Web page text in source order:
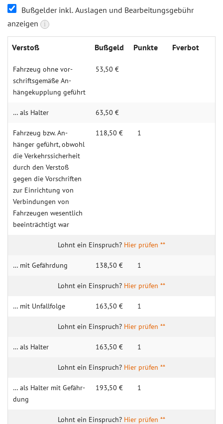
Bußgelder inkl. Auslagen und Bearbeitungsgebühr
anzeigen
i
Verstoß Bußgeld Punkte Fverbot
Fahr­zeug ohne vor­
schrifts­ge­mäße An­
hänge­kupplung gef­ührt
53,50 €
… als Hal­ter 63,50 €
Fahr­zeug bzw. An­
hänger ge­führt, ob­wohl
die Verkehrs­sicher­heit
durch den Ver­stoß
gegen die Vor­schrif­ten
zur Ein­rich­tung von
Ver­bin­dungen von
Fahr­zeugen we­sent­lich
be­ein­träch­tigt war
118,50 € 1
Hier prüfen **
… mit Gefäh­rdung 138,50 € 1
Hier prüfen **
… mit Unfall­folge 163,50 € 1
Hier prüfen **
… als Hal­ter 163,50 € 1
Hier prüfen **
… als Hal­ter mit Gefähr­
dung
193,50 € 1
Hier prüfen **